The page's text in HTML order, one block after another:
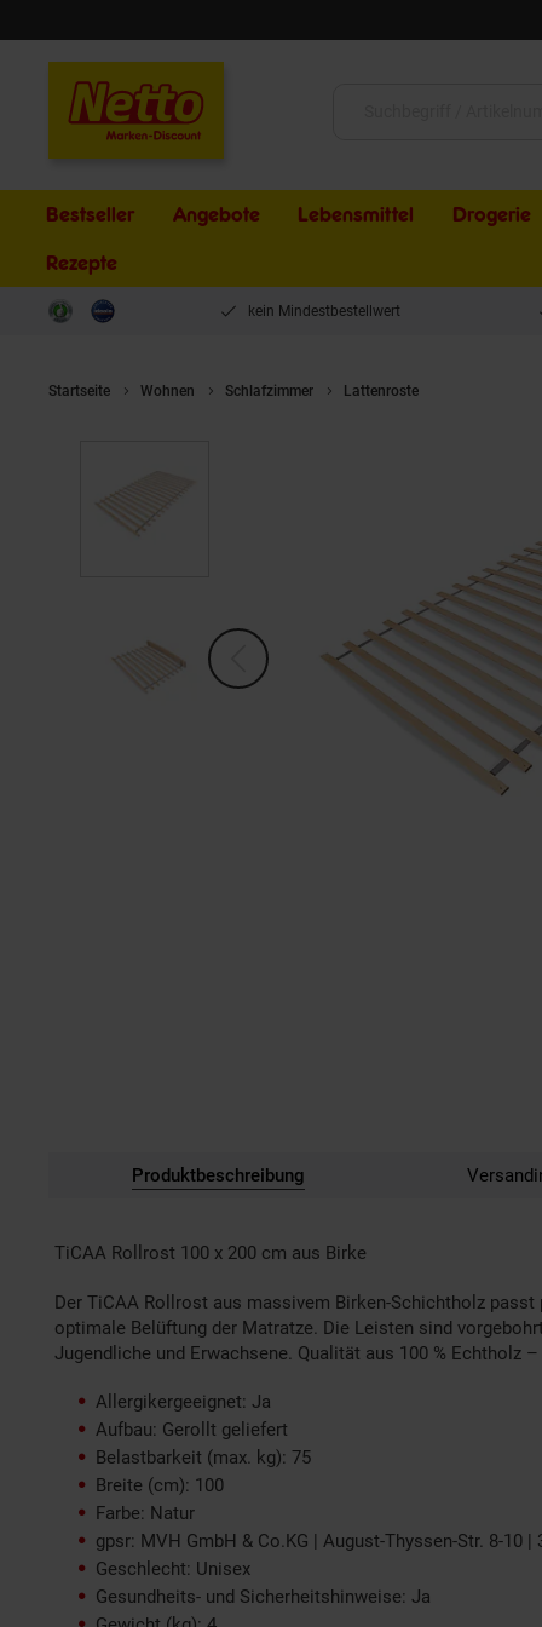
Bestseller Angebote Lebensmittel Drogerie
Rezepte
kein Mindestbestellwert
Startseite Wohnen Schlafzimmer Lattenroste
Produktbeschreibung
TiCAA Rollrost 100 x 200 cm aus Birke
Der TiCAA Rollrost aus massivem Birken-Schichtholz
optimale Belüftung der Matratze. Die Leisten sind
Jugendliche und Erwachsene. Qualität aus 100 % Echtholz
Allergikergeeignet: Ja
Aufbau: Gerollt geliefert
Belastbarkeit (max. kg): 75
Breite (cm): 100
Farbe: Natur
gpsr: MVH GmbH & Co.KG | August-Thyssen-Str. 8-10
Geschlecht: Unisex
Gesundheits- und Sicherheitshinweise: Ja